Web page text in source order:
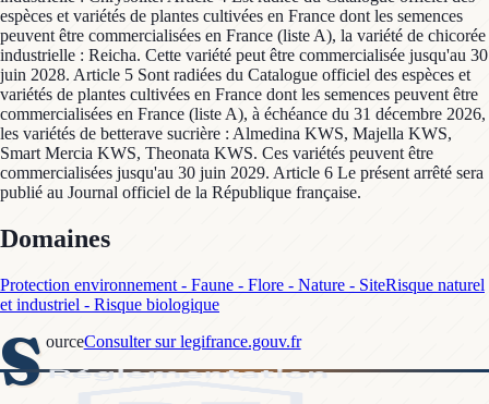
espèces et variétés de plantes cultivées en France dont les semences
peuvent être commercialisées en France (liste A), la variété de chicorée
industrielle : Reicha. Cette variété peut être commercialisée jusqu'au 30
juin 2028. Article 5 Sont radiées du Catalogue officiel des espèces et
variétés de plantes cultivées en France dont les semences peuvent être
commercialisées en France (liste A), à échéance du 31 décembre 2026,
les variétés de betterave sucrière : Almedina KWS, Majella KWS,
Smart Mercia KWS, Theonata KWS. Ces variétés peuvent être
commercialisées jusqu'au 30 juin 2029. Article 6 Le présent arrêté sera
publié au Journal officiel de la République française.
Domaines
Protection environnement - Faune - Flore - Nature - SiteRisque naturel
et industriel - Risque biologique
S ourceConsulter sur legifrance.gouv.fr